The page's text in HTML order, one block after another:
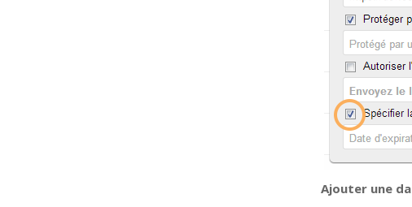
Ajouter une